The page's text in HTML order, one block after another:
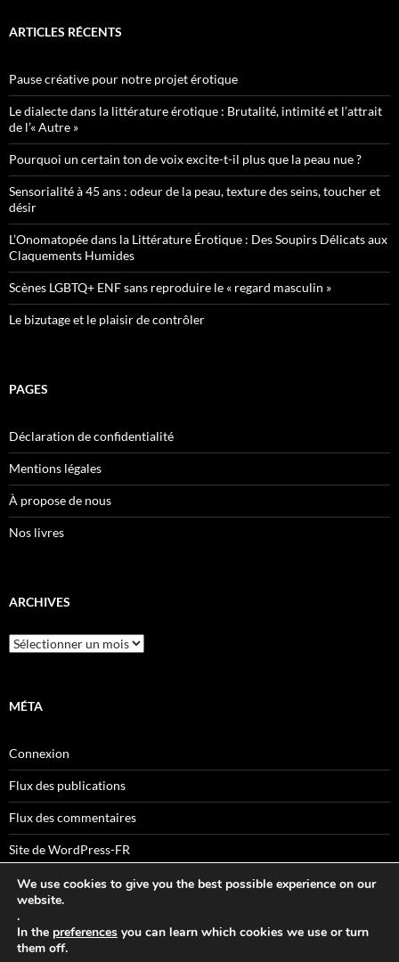
ARTICLES RÉCENTS
Pause créative pour notre projet érotique
Le dialecte dans la littérature érotique : Brutalité, intimité et l’attrait
de l’« Autre »
Pourquoi un certain ton de voix excite-t-il plus que la peau nue ?
Sensorialité à 45 ans : odeur de la peau, texture des seins, toucher et
désir
L’Onomatopée dans la Littérature Érotique : Des Soupirs Délicats aux
Claquements Humides
Scènes LGBTQ+ ENF sans reproduire le « regard masculin »
Le bizutage et le plaisir de contrôler
PAGES
Déclaration de confidentialité
Mentions légales
À propose de nous
Nos livres
ARCHIVES
Archives
MÉTA
Connexion
Flux des publications
Flux des commentaires
Site de WordPress-FR
Sitemaps
We use cookies to give you the best possible experience on our
website.
.
In the preferences you can learn which cookies we use or turn
them off.